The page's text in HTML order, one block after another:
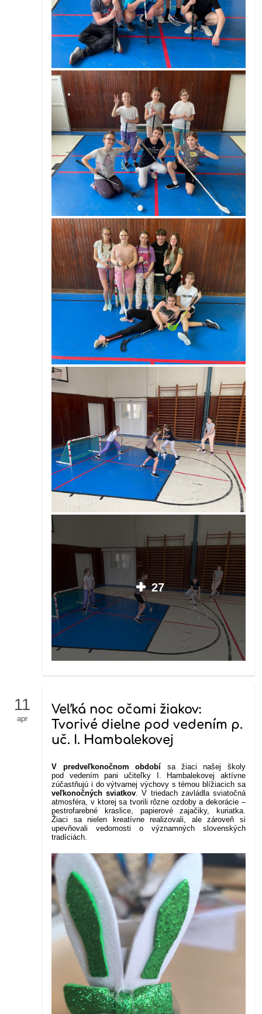
27
11
apr
Veľká noc očami žiakov:
Tvorivé dielne pod vedením p.
uč. I. Hambalekovej
V predveľkonočnom období sa žiaci našej školy
pod vedením pani učiteľky I. Hambalekovej aktívne
zúčastňujú i do výtvarnej výchovy s témou blížiacich sa
veľkonočných sviatkov . V triedach zavládla sviatočná
atmosféra, v ktorej sa tvorili rôzne ozdoby a dekorácie –
pestrofarebné kraslice, papierové zajačiky, kuriatka.
Žiaci sa nielen kreatívne realizovali, ale zároveň si
upevňovali vedomosti o významných slovenských
tradíciách.